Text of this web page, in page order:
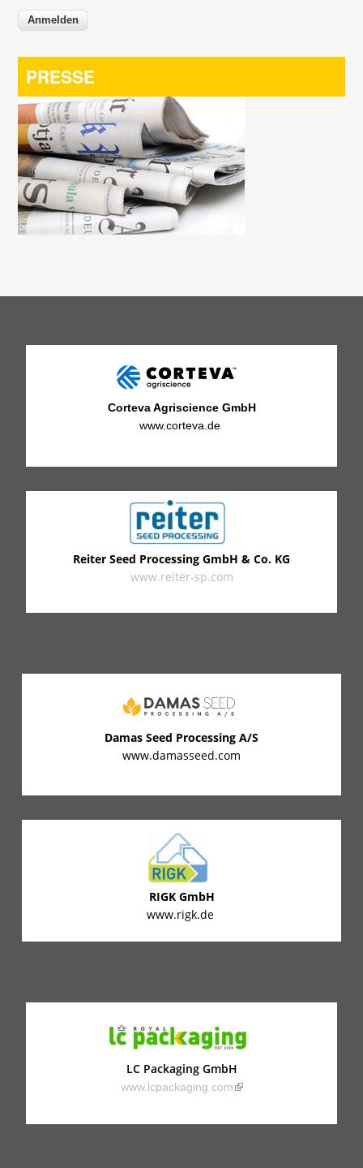
PRESSE
Corteva Agriscience GmbH
www.corteva.de
Reiter Seed Processing GmbH & Co. KG
www.reiter-sp.com
Damas Seed Processing A/S
www.damasseed.com
RIGK GmbH
www.rigk.de
LC Packaging GmbH
www.lcpackaging.com(link is external)